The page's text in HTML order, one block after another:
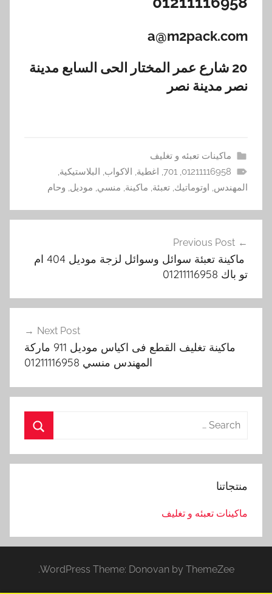
a@m2pack.com
20 شارع عمر المختار الحى السابع مدينة
نصر مدينة نصر
ماكينات تعبئه و تغليف
01211116958
701 اغطية الاكواب البلاستيكية
المهندس اوتوماتيك تعبئة ماكينة منسي موديل وحام
المقالات
Previous Post
ماكينة تعبئة سوائل وسوائل لزجة موديل 404 ام
تو باك 01211116958
Next Post
ماكينة تغليف القطع فى اكياس موديل 911 ماركة
المهندس منسي 01211116958
Search
منتجاتنا
ماكينات تعبئه و تغليف
WordPress Theme: Donovan by ThemeZee.